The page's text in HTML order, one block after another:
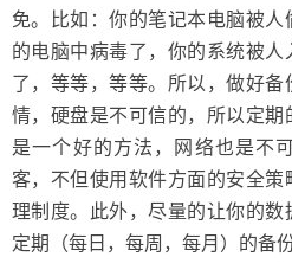
免。比如：你的笔记本电脑被
的电脑中病毒了，你的系统被
了，等等，等等。所以，做好
情，硬盘是不可信的，所以定
是一个好的方法，网络也是不
客，不但使用软件方面的安全
理制度。此外，尽量的让你的
定期（每日，每周，每月）的备份